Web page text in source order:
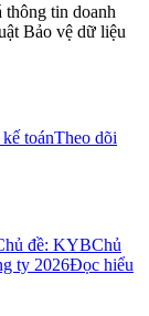
tin doanh
Bảo vệ dữ liệu
toánTheo dõi
đề: KYBChủ
ty 2026Đọc hiểu